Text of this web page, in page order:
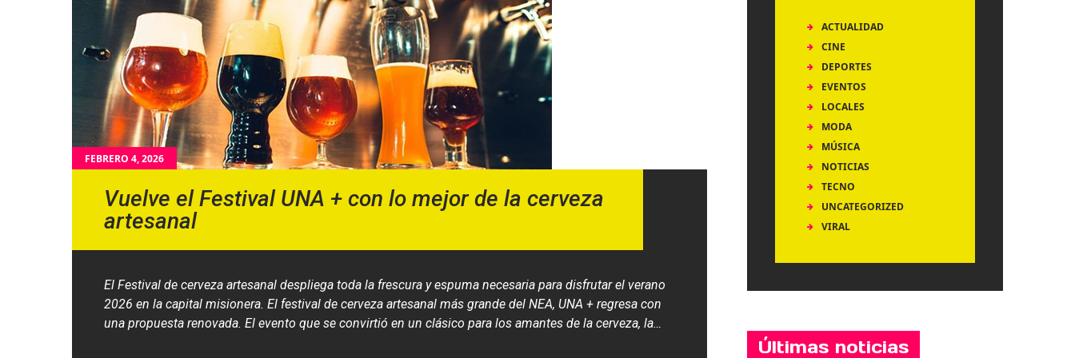
FEBRERO 4, 2026
Vuelve el Festival UNA + con lo mejor de la cerveza
artesanal
El Festival de cerveza artesanal despliega toda la frescura y espuma necesaria para disfrutar el verano
2026 en la capital misionera. El festival de cerveza artesanal más grande del NEA, UNA + regresa con
una propuesta renovada. El evento que se convirtió en un clásico para los amantes de la cerveza, la…
ACTUALIDAD
CINE
DEPORTES
EVENTOS
LOCALES
MODA
MÚSICA
NOTICIAS
TECNO
UNCATEGORIZED
VIRAL
Últimas noticias